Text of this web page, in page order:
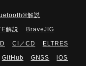
解説
解説 BraveJIG
CI／CD ELTRES
GitHub GNSS iOS